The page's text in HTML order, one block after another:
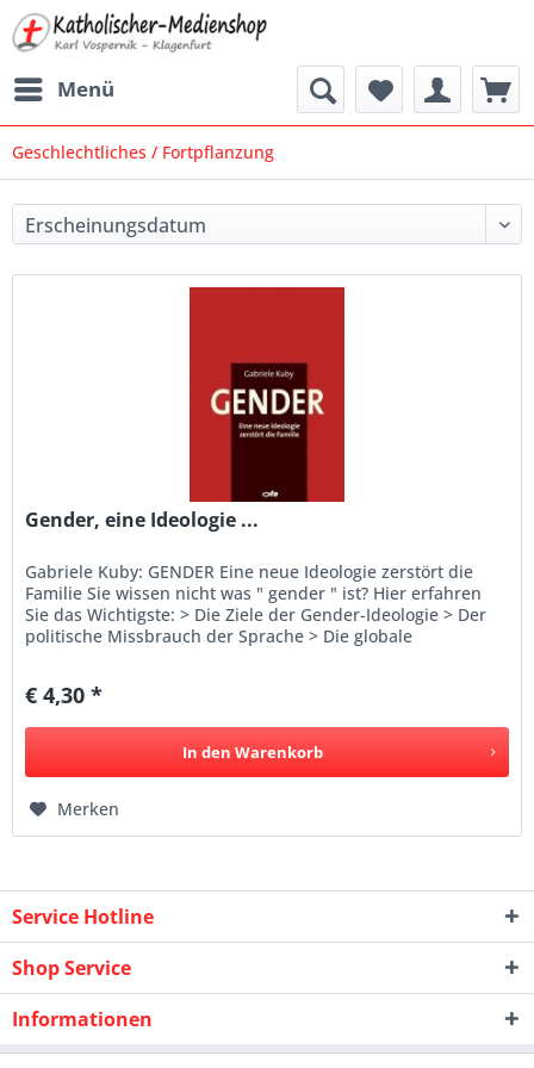
Menü
Geschlechtliches / Fortpflanzung
Gender, eine Ideologie ...
Gabriele Kuby: GENDER Eine neue Ideologie zerstört die
Familie Sie wissen nicht was " gender " ist? Hier erfahren
Sie das Wichtigste: > Die Ziele der Gender-Ideologie > Der
politische Missbrauch der Sprache > Die globale
€ 4,30 *
In den Warenkorb
Merken
Service Hotline
Shop Service
Informationen